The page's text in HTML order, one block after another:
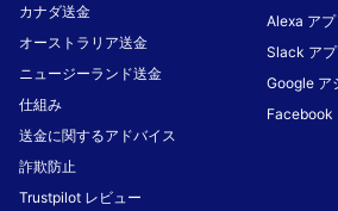
カナダ送金
オーストラリア送金
ニュージーランド送金
仕組み
送金に関するアドバイス
詐欺防止
Trustpilot レビュー
Alexa アプ
Slack アプ
Google ア
Facebook